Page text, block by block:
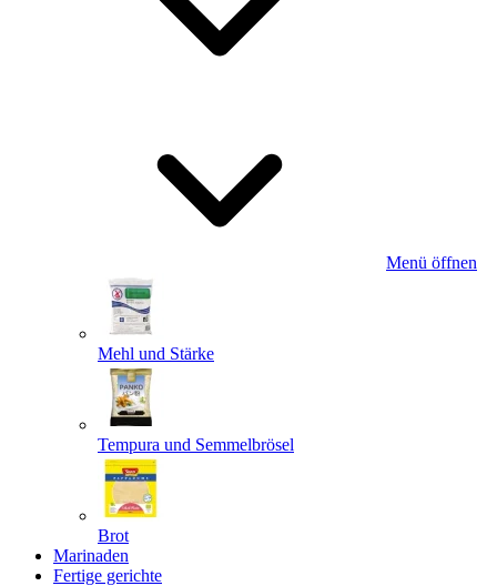
Menü öffnen
Mehl und Stärke
Tempura und Semmelbrösel
Brot
Marinaden
Fertige gerichte